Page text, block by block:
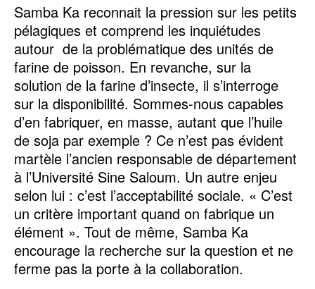
Samba Ka reconnait la pression sur les petits
pélagiques et comprend les inquiétudes
autour de la problématique des unités de
farine de poisson. En revanche, sur la
solution de la farine d’insecte, il s’interroge
sur la disponibilité. Sommes-nous capables
d’en fabriquer, en masse, autant que l’huile
de soja par exemple ? Ce n’est pas évident
martèle l’ancien responsable de département
à l’Université Sine Saloum. Un autre enjeu
selon lui : c’est l’acceptabilité sociale. « C’est
un critère important quand on fabrique un
élément ». Tout de même, Samba Ka
encourage la recherche sur la question et ne
ferme pas la porte à la collaboration.